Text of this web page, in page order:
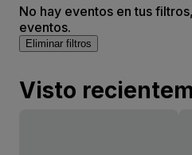
No hay eventos en tus
eventos.
Eliminar filtros
Visto